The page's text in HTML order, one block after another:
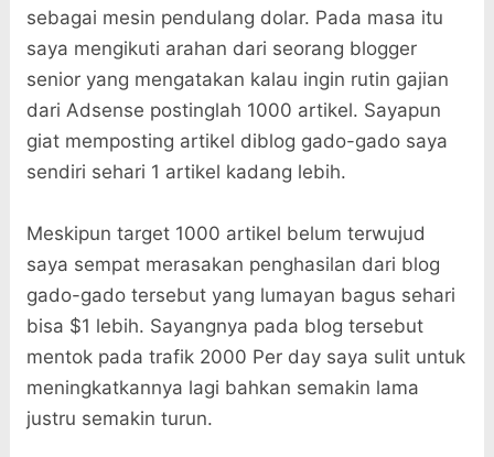
sebagai mesin pendulang dolar. Pada masa itu
saya mengikuti arahan dari seorang blogger
senior yang mengatakan kalau ingin rutin gajian
dari Adsense postinglah 1000 artikel. Sayapun
giat memposting artikel diblog gado-gado saya
sendiri sehari 1 artikel kadang lebih.
Meskipun target 1000 artikel belum terwujud
saya sempat merasakan penghasilan dari blog
gado-gado tersebut yang lumayan bagus sehari
bisa $1 lebih. Sayangnya pada blog tersebut
mentok pada trafik 2000 Per day saya sulit untuk
meningkatkannya lagi bahkan semakin lama
justru semakin turun.